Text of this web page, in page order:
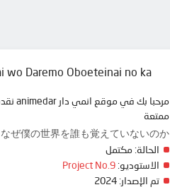
wo Daremo Oboeteinai no ka?
ممتعة
ぜ僕の世界を誰も覚えていないのか？
الحالة: مكتمل
الاستوديو: Project No.9
تم الإصدار: